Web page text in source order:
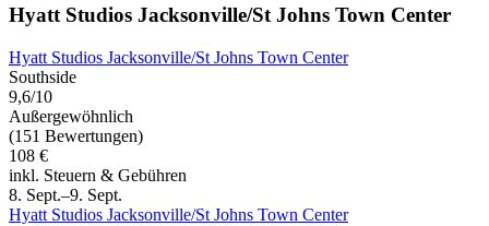
Hyatt Studios Jacksonville/St Johns Town Center
Hyatt Studios Jacksonville/St Johns Town Center
Southside
9,6/10
Außergewöhnlich
(151 Bewertungen)
108 €
inkl. Steuern & Gebühren
8. Sept.–9. Sept.
Hyatt Studios Jacksonville/St Johns Town Center